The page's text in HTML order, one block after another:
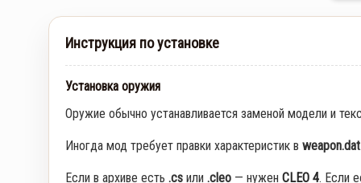
Инструкция по установке
Установка оружия
Оружие обычно устанавливается заменой модели и
Иногда мод требует правки характеристик в weapon.dat
Если в архиве есть .cs или .cleo — нужен CLEO 4. Если